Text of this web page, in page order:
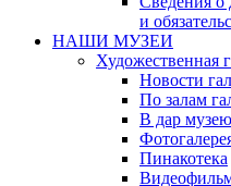
и
НАШИ МУЗЕИ
Художественная
Новости
По залам
В дар музею
Пинакотека